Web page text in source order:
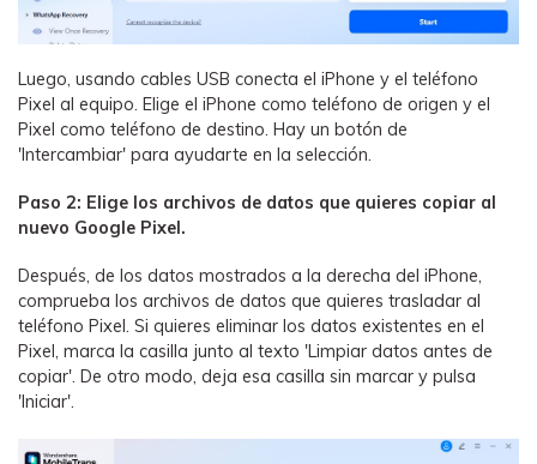
Luego, usando cables USB conecta el iPhone y el teléfono
Pixel al equipo. Elige el iPhone como teléfono de origen y el
Pixel como teléfono de destino. Hay un botón de
'Intercambiar' para ayudarte en la selección.
Paso 2: Elige los archivos de datos que quieres copiar al
nuevo Google Pixel.
Después, de los datos mostrados a la derecha del iPhone,
comprueba los archivos de datos que quieres trasladar al
teléfono Pixel. Si quieres eliminar los datos existentes en el
Pixel, marca la casilla junto al texto 'Limpiar datos antes de
copiar'. De otro modo, deja esa casilla sin marcar y pulsa
'Iniciar'.